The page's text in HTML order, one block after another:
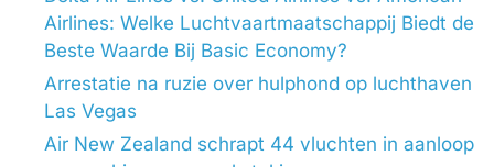
Airlines: Welke Luchtvaartmaatschappij Biedt de
Beste Waarde Bij Basic Economy?
Arrestatie na ruzie over hulphond op luchthaven
Las Vegas
Air New Zealand schrapt 44 vluchten in aanloop